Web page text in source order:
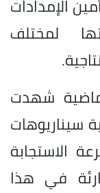
الإمدادات
لمختلف
شهدت
سيناريوهات
الاستجابة
في هذا